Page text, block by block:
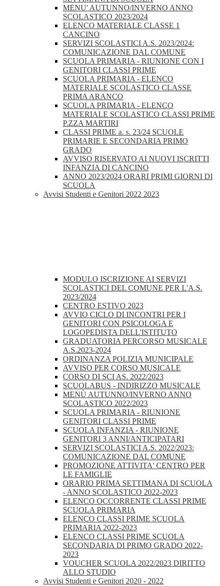
MENU' AUTUNNO/INVERNO ANNO
SCOLASTICO 2023/2024
ELENCO MATERIALE CLASSE 1
CANCINO
SERVIZI SCOLASTICI A.S. 2023/2024:
COMUNICAZIONE DAL COMUNE
SCUOLA PRIMARIA - RIUNIONE CON I
GENITORI CLASSI PRIME
SCUOLA PRIMARIA - ELENCO
MATERIALE SCOLASTICO CLASSE
PRIMA ARANCO
SCUOLA PRIMARIA - ELENCO
MATERIALE SCOLASTICO CLASSI PRIME
P.ZZA MARTIRI
CLASSI PRIME a. s. 23/24 SCUOLE
PRIMARIE E SECONDARIA PRIMO
GRADO
AVVISO RISERVATO AI NUOVI ISCRITTI
INFANZIA DI CANCINO
ANNO 2023/2024 ORARI PRIMI GIORNI DI
SCUOLA
Avvisi Studenti e Genitori 2022 2023
MODULO ISCRIZIONE AI SERVIZI
SCOLASTICI DEL COMUNE PER L'A.S.
2023/2024
CENTRO ESTIVO 2023
AVVIO CICLO DI INCONTRI PER I
GENITORI CON PSICOLOGA E
LOGOPEDISTA DELL'ISTITUTO
GRADUATORIA PERCORSO MUSICALE
A.S.2023-2024
ORDINANZA POLIZIA MUNICIPALE
AVVISO PER CORSO MUSICALE
CORSO DI SCI AS. 2022/2023
SCUOLABUS - INDIRIZZO MUSICALE
MENÙ AUTUNNO/INVERNO ANNO
SCOLASTICO 2022/2023
SCUOLA PRIMARIA - RIUNIONE
GENITORI CLASSI PRIME
SCUOLA INFANZIA - RIUNIONE
GENITORI 3 ANNI/ANTICIPATARI
SERVIZI SCOLASTICI A.S. 2022/2023:
COMUNICAZIONE DAL COMUNE
PROMOZIONE ATTIVITA' CENTRO PER
LE FAMIGLIE
ORARIO PRIMA SETTIMANA DI SCUOLA
- ANNO SCOLASTICO 2022-2023
ELENCO OCCORRENTE CLASSI PRIME
SCUOLA PRIMARIA
ELENCO CLASSI PRIME SCUOLA
PRIMARIA 2022-2023
ELENCO CLASSI PRIME SCUOLA
SECONDARIA DI PRIMO GRADO 2022-
2023
VOUCHER SCUOLA 2022/2023 DIRITTO
ALLO STUDIO
Avvisi Studenti e Genitori 2020 - 2022